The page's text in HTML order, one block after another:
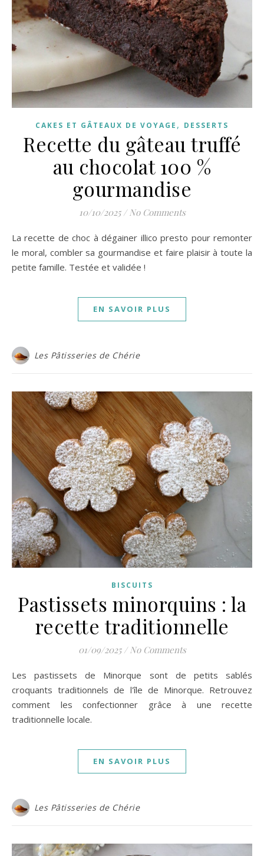
CAKES ET GÂTEAUX DE VOYAGE , DESSERTS
Recette du gâteau truffé
au chocolat 100 %
gourmandise
10/10/2025 / No Comments
La recette de choc à dégainer illico presto pour remonter
le moral, combler sa gourmandise et faire plaisir à toute la
petite famille. Testée et validée !
EN SAVOIR PLUS
Les Pâtisseries de Chérie
BISCUITS
Pastissets minorquins : la
recette traditionnelle
01/09/2025 / No Comments
Les pastissets de Minorque sont de petits sablés
croquants traditionnels de l'île de Minorque. Retrouvez
comment les confectionner grâce à une recette
traditionnelle locale.
EN SAVOIR PLUS
Les Pâtisseries de Chérie